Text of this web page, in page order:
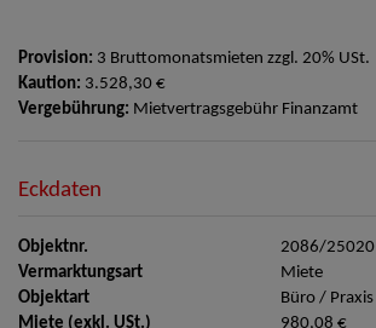
Provision: 3 Bruttomonatsmieten zzgl. 20% USt.
Kaution: 3.528,30 €
Vergebührung: Mietvertragsgebühr Finanzamt
Eckdaten
Objektnr.
2086/25020
Vermarktungsart
Miete
Objektart
Büro / Praxis
Miete (exkl. USt.)
980,08 €